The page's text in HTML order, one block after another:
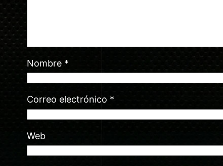
Nombre *
Correo electrónico *
Web